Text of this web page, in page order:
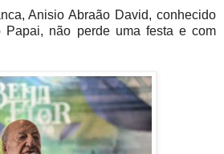
Anisio Abraão David, conhecido
Papai, não perde uma festa e com